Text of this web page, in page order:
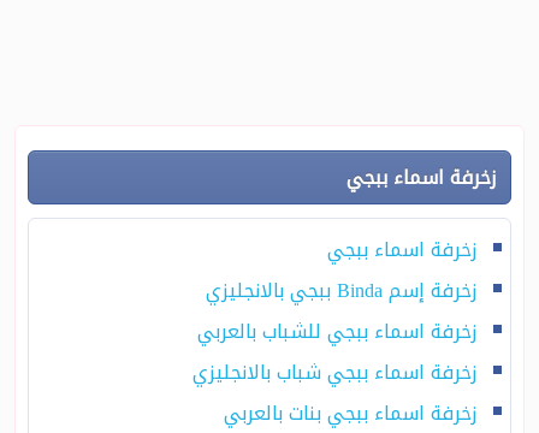
زخرفة اسماء ببجي
زخرفة اسماء ببجي
زخرفة إسم Binda ببجي بالانجليزي
زخرفة اسماء ببجي للشباب بالعربي
زخرفة اسماء ببجي شباب بالانجليزي
زخرفة اسماء ببجي بنات بالعربي